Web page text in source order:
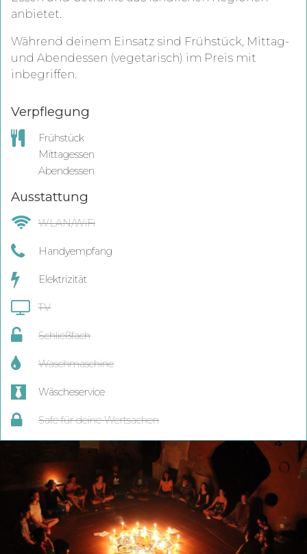
anbietet.
Während deinem Einsatz sind Frühstück, Mittag-
und Abendessen (vegetarisch) im Preis mit
inbegriffen.
Verpflegung
Frühstück
Mittagessen
Abendessen
Ausstattung
WLAN/WiFi
Handyempfang
Elektrizität
TV
Schließfach
Waschmaschine
Wäscheservice
Safe für deine Wertsachen